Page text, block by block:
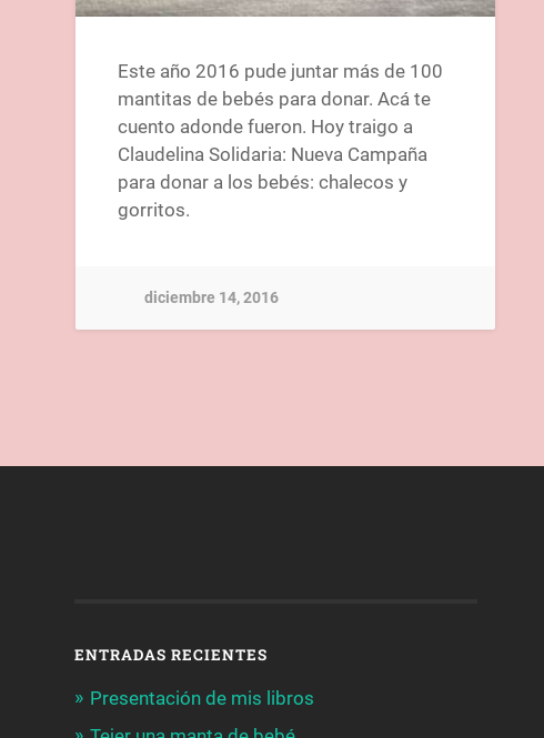
Este año 2016 pude juntar más de 100
mantitas de bebés para donar. Acá te
cuento adonde fueron. Hoy traigo a
Claudelina Solidaria: Nueva Campaña
para donar a los bebés: chalecos y
gorritos.
diciembre 14, 2016
ENTRADAS RECIENTES
Presentación de mis libros